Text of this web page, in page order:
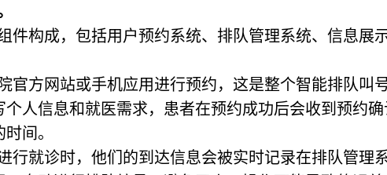
件构成，包括用户预约系统、排队管理系统、信息展
官方网站或手机应用进行预约，这是整个智能排队叫
人信息和就医需求，患者在预约成功后会收到预约确
间。
行就诊时，他们的到达信息会被实时记录在排队管理